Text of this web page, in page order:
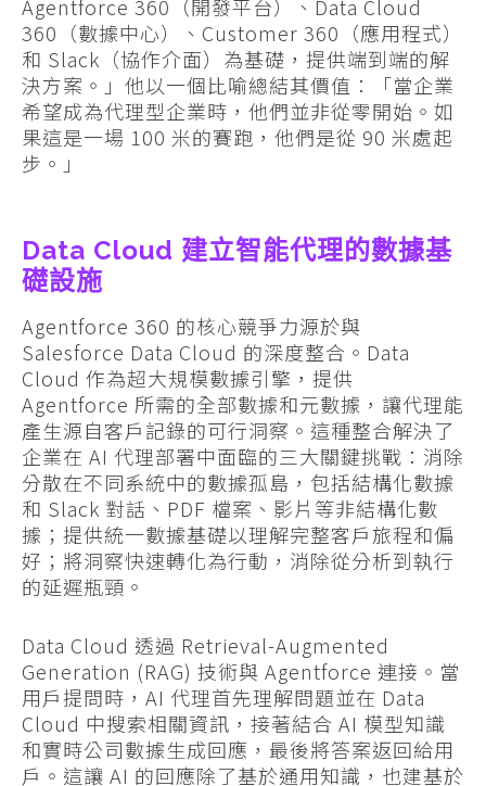
Agentforce 360（開發平台）、Data Cloud
360（數據中心）、Customer 360（應用程式）
和 Slack（協作介面）為基礎，提供端到端的解
決方案。」他以一個比喻總結其價值：「當企業
希望成為代理型企業時，他們並非從零開始。如
果這是一場 100 米的賽跑，他們是從 90 米處起
步。」
Data Cloud 建立智能代理的數據基
礎設施
Agentforce 360 的核心競爭力源於與
Salesforce Data Cloud 的深度整合。Data
Cloud 作為超大規模數據引擎，提供
Agentforce 所需的全部數據和元數據，讓代理能
產生源自客戶記錄的可行洞察。這種整合解決了
企業在 AI 代理部署中面臨的三大關鍵挑戰：消除
分散在不同系統中的數據孤島，包括結構化數據
和 Slack 對話、PDF 檔案、影片等非結構化數
據；提供統一數據基礎以理解完整客戶旅程和偏
好；將洞察快速轉化為行動，消除從分析到執行
的延遲瓶頸。
Data Cloud 透過 Retrieval-Augmented
Generation (RAG) 技術與 Agentforce 連接。當
用戶提問時，AI 代理首先理解問題並在 Data
Cloud 中搜索相關資訊，接著結合 AI 模型知識
和實時公司數據生成回應，最後將答案返回給用
戶。這讓 AI 的回應除了基於通用知識，也建基於